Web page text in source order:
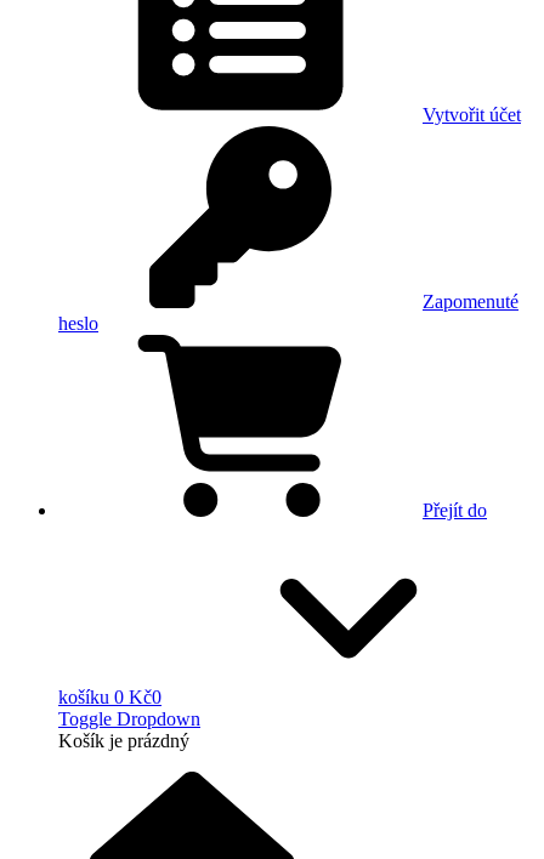
Vytvořit účet
Zapomenuté
heslo
Přejít do
košíku 0 Kč0
Toggle Dropdown
Košík je prázdný